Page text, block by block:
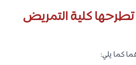
كلية التمريض
كما يلي: